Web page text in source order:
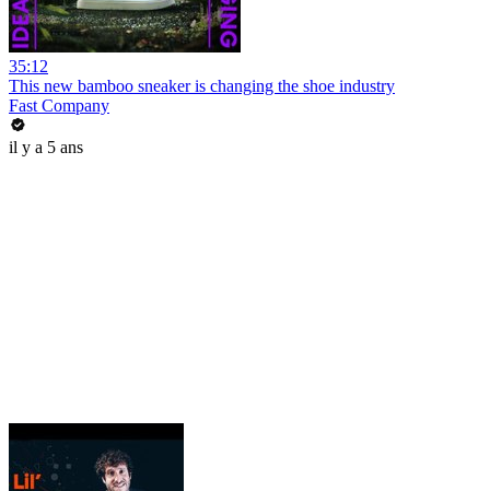
35:12
This new bamboo sneaker is changing the shoe industry
Fast Company
il y a 5 ans